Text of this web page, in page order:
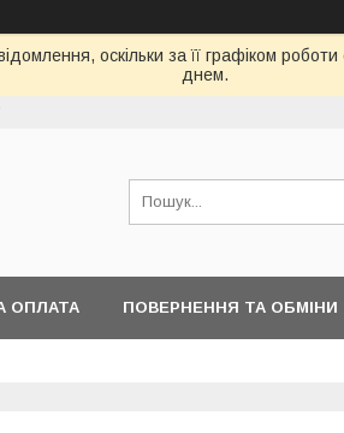
оскільки за її графіком
днем.
ОПЛАТА ПОВЕРНЕННЯ ТА ОБМІНИ